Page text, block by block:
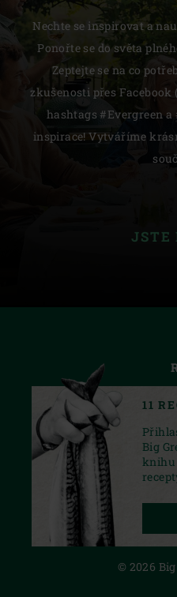
Nechte se inspirovat a
Ponořte se do světa
Zeptejte se na co
zkušenosti přes Facebook
hashtags #Evergreen
inspirace! Vytváříme
JSTE
PRIVACY
© 2026
11
Big
knihu